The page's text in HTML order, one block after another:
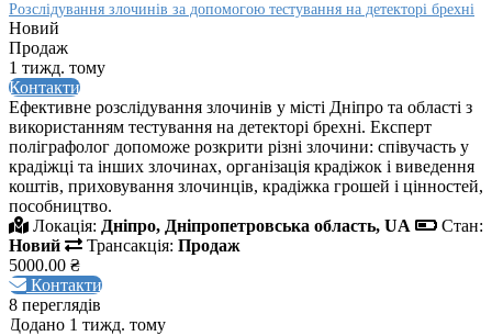
Розслідування злочинів за допомогою тестування на детекторі брехні
Новий
Продаж
1 тижд. тому
Контакти
Ефективне розслідування злочинів у місті Дніпро та області з
використанням тестування на детекторі брехні. Експерт
поліграфолог допоможе розкрити різні злочини: співучасть у
крадіжці та інших злочинах, організація крадіжок і виведення
коштів, приховування злочинців, крадіжка грошей і цінностей,
пособництво.
Локація: Дніпро, Дніпропетровська область, UA
Стан:
Новий
Трансакція: Продаж
5000.00 ₴
Контакти
8 переглядів
Додано 1 тижд. тому